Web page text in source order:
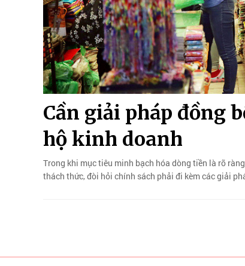
Cần giải pháp đồng
hộ kinh doanh
Trong khi mục tiêu minh bạch hóa dòng tiền là rõ
thách thức, đòi hỏi chính sách phải đi kèm các giải